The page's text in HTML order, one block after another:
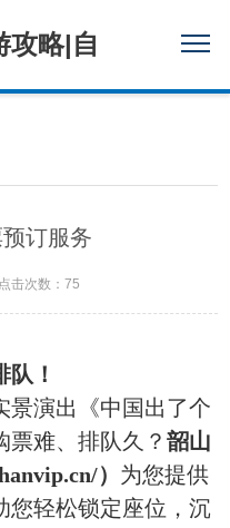
订服务
击次数：75
！
景演出《中国出了个
票难、排队久？‌韶山
） ‌为您提供‌
您轻松锁定座位，沉